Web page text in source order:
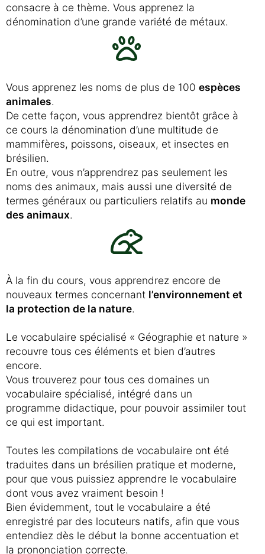
consacre à ce thème. Vous apprenez la
dénomination d’une grande variété de métaux.
Vous apprenez les noms de plus de 100 espèces
animales.
De cette façon, vous apprendrez bientôt grâce à
ce cours la dénomination d’une multitude de
mammifères, poissons, oiseaux, et insectes en
brésilien.
En outre, vous n’apprendrez pas seulement les
noms des animaux, mais aussi une diversité de
termes généraux ou particuliers relatifs au monde
des animaux.
À la fin du cours, vous apprendrez encore de
nouveaux termes concernant l’environnement et
la protection de la nature.
Le vocabulaire spécialisé « Géographie et nature »
recouvre tous ces éléments et bien d’autres
encore.
Vous trouverez pour tous ces domaines un
vocabulaire spécialisé, intégré dans un
programme didactique, pour pouvoir assimiler tout
ce qui est important.
Toutes les compilations de vocabulaire ont été
traduites dans un brésilien pratique et moderne,
pour que vous puissiez apprendre le vocabulaire
dont vous avez vraiment besoin !
Bien évidemment, tout le vocabulaire a été
enregistré par des locuteurs natifs, afin que vous
entendiez dès le début la bonne accentuation et
la prononciation correcte.